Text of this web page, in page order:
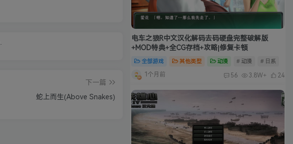
下一篇
蛇上而生(Above Snakes)
电车之狼R中文汉化解码去码硬盘完整破解版
+MOD特典+全CG存档+攻略|修复卡顿
全部游戏 其他类型 动漫 # 动漫 # 日系
1个月前 56 3.8W+ 24